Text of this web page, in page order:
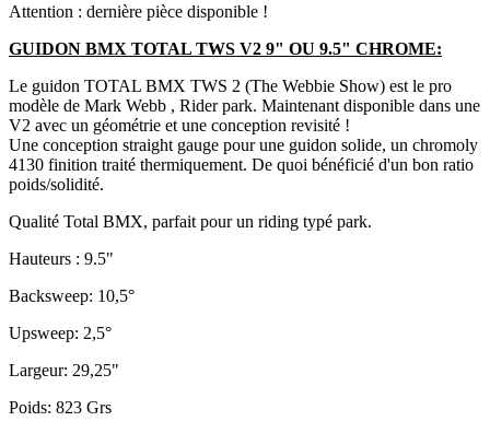
Attention : dernière pièce disponible !
GUIDON BMX TOTAL TWS V2 9" OU 9.5" CHROME:
Le guidon TOTAL BMX TWS 2 (The Webbie Show) est le pro
modèle de Mark Webb , Rider park. Maintenant disponible dans une
V2 avec un géométrie et une conception revisité !
Une conception straight gauge pour une guidon solide, un chromoly
4130 finition traité thermiquement. De quoi bénéficié d'un bon ratio
poids/solidité.
Qualité Total BMX, parfait pour un riding typé park.
Hauteurs : 9.5"
Backsweep: 10,5°
Upsweep: 2,5°
Largeur: 29,25"
Poids: 823 Grs